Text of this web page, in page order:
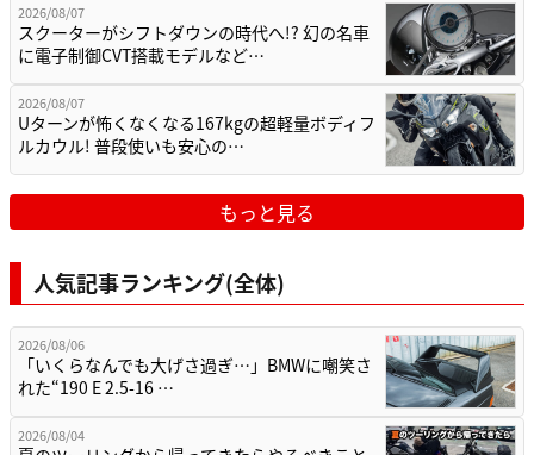
2026/08/07
スクーターがシフトダウンの時代へ!? 幻の名車
に電子制御CVT搭載モデルなど…
2026/08/07
Uターンが怖くなくなる167kgの超軽量ボディフ
ルカウル! 普段使いも安心の…
もっと見る
人気記事ランキング(全体)
2026/08/06
「いくらなんでも大げさ過ぎ…」BMWに嘲笑さ
れた“190 E 2.5-16 …
2026/08/04